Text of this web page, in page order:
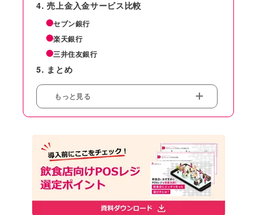
売上金入金サービス比較
セブン銀行
楽天銀行
三井住友銀行
まとめ
もっと見る